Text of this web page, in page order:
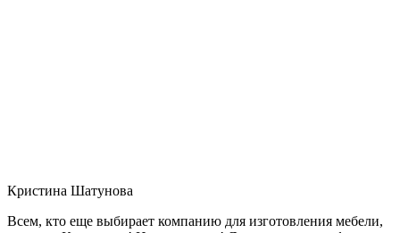
Кристина Шатунова
Всем, кто еще выбирает компанию для изготовления мебели,